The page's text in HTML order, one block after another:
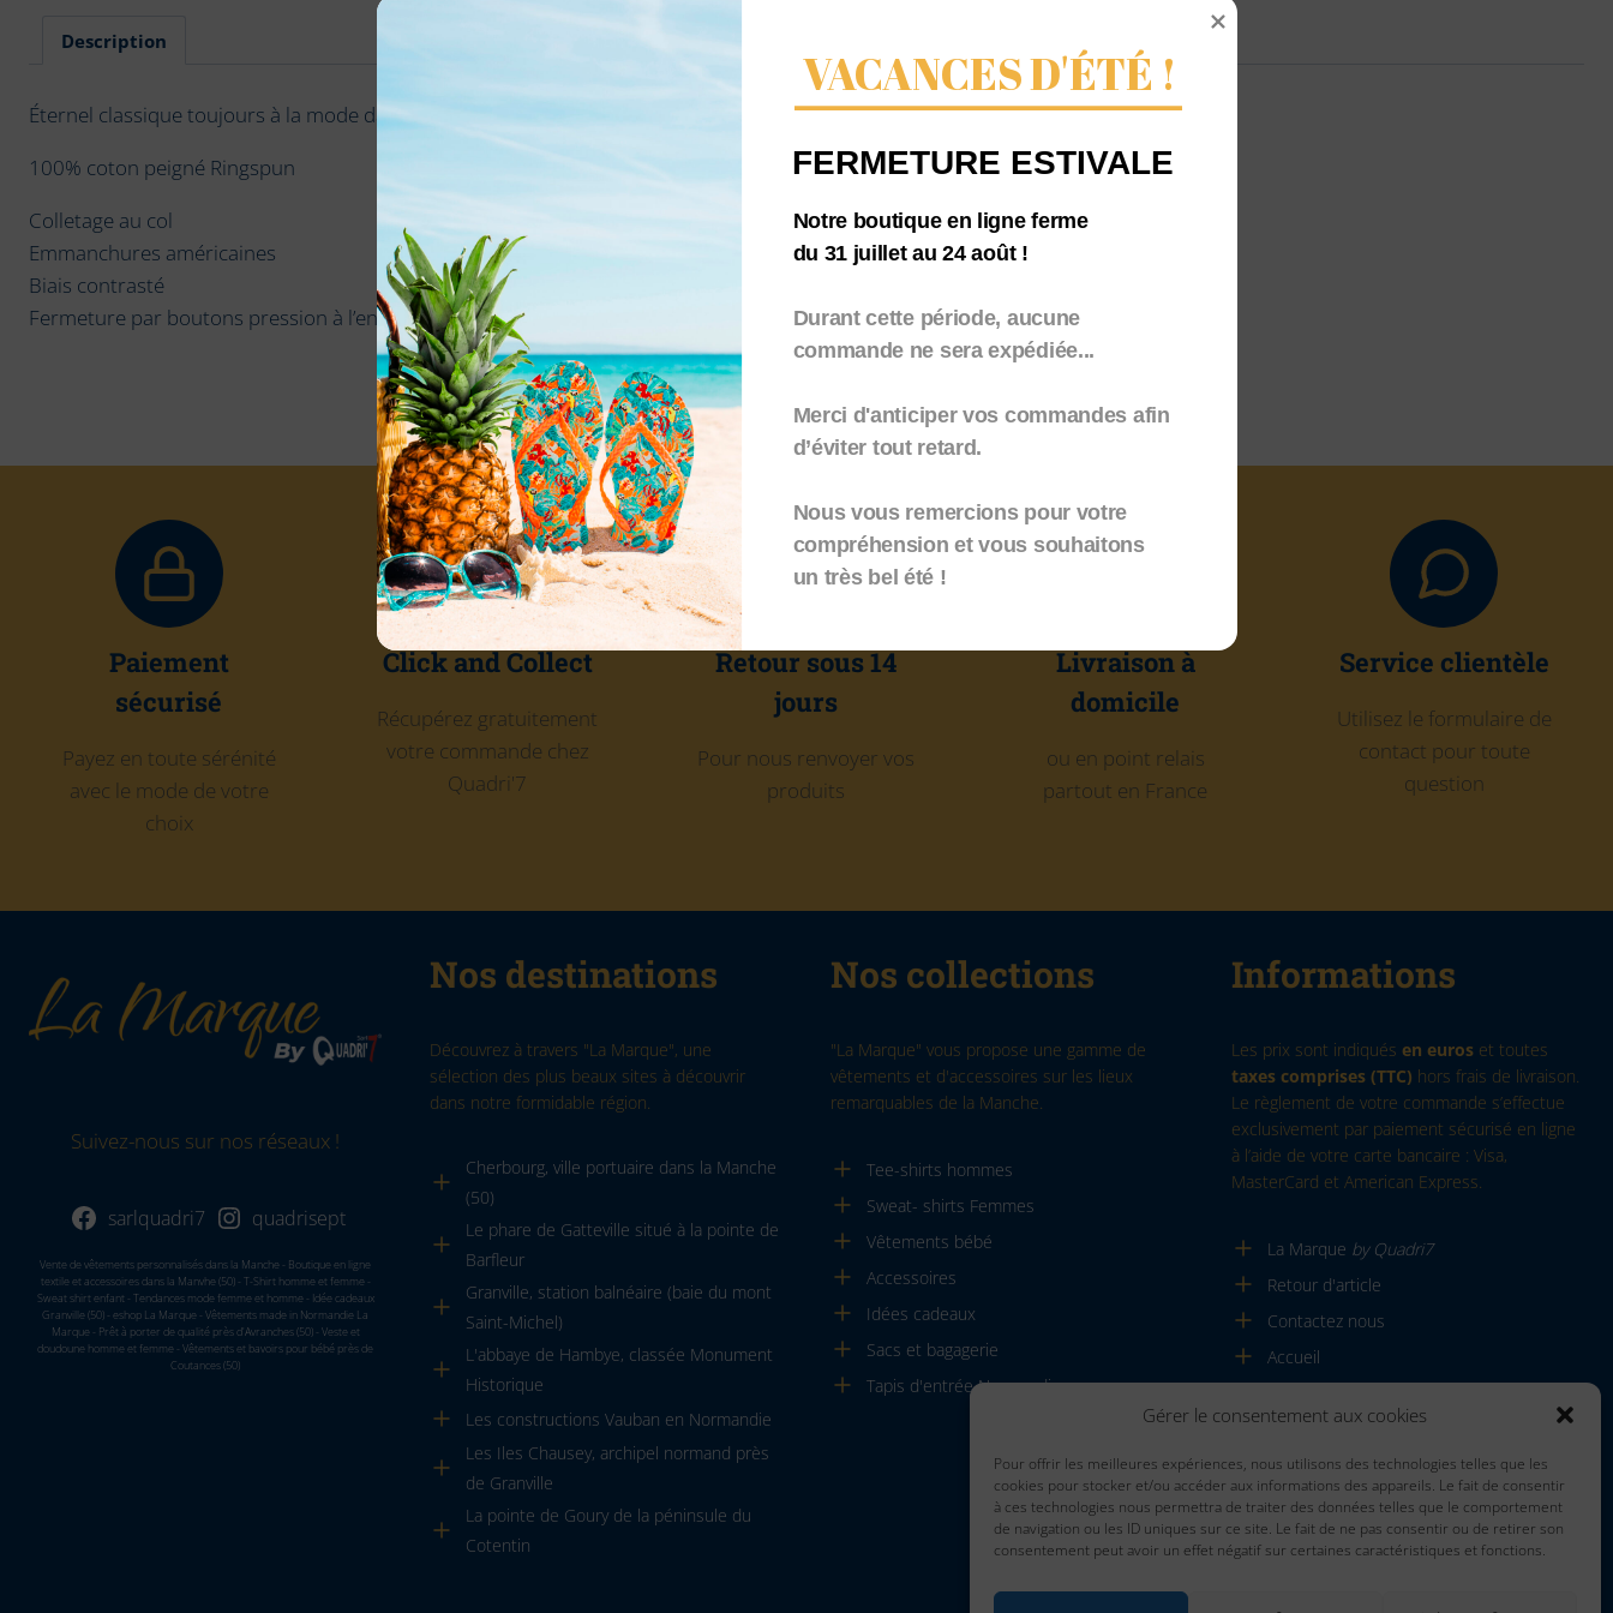
Gérer le consentement aux cookies
Pour offrir les meilleures expériences, nous utilisons des technologies telles que les
cookies pour stocker et/ou accéder aux informations des appareils. Le fait de consentir
à ces technologies nous permettra de traiter des données telles que le comportement
de navigation ou les ID uniques sur ce site. Le fait de ne pas consentir ou de retirer son
consentement peut avoir un effet négatif sur certaines caractéristiques et fonctions.
Description
Éternel classique toujours à la mode dans les plus belles qualités que sont le coton peigné et les rayures tissées.
100% coton peigné Ringspun
Colletage au col
Emmanchures américaines
Biais contrasté
Fermeture par boutons pression à l’entrejambe
Paiement
sécurisé
Payez en toute sérénité
avec le mode de votre
choix
Click and Collect
Récupérez gratuitement
votre commande chez
Quadri'7
Retour sous 14
jours
Pour nous renvoyer vos
produits
Livraison à
domicile
ou en point relais
partout en France
Service clientèle
Utilisez le formulaire de
contact pour toute
question
Suivez-nous sur nos réseaux !
sarlquadri7 quadrisept
Vente de vêtements personnalisés dans la Manche - Boutique en ligne
textile et accessoires dans la Manvhe (50) - T-Shirt homme et femme -
Sweat shirt enfant - Tendances mode femme et homme - Idée cadeaux
Granville (50) - eshop La Marque - Vêtements made in Normandie La
Marque - Prêt à porter de qualité près d'Avranches (50) - Veste et
doudoune homme et femme - Vêtements et bavoirs pour bébé près de
Coutances (50)
Nos destinations
Découvrez à travers "La Marque", une
sélection des plus beaux sites à découvrir
dans notre formidable région.
Cherbourg, ville portuaire dans la Manche
(50)
Le phare de Gatteville situé à la pointe de
Barfleur
Granville, station balnéaire (baie du mont
Saint-Michel)
L'abbaye de Hambye, classée Monument
Historique
Les constructions Vauban en Normandie
Les Iles Chausey, archipel normand près
de Granville
La pointe de Goury de la péninsule du
Cotentin
Nos collections
"La Marque" vous propose une gamme de
vêtements et d'accessoires sur les lieux
remarquables de la Manche.
Tee-shirts hommes
Sweat- shirts Femmes
Vêtements bébé
Accessoires
Idées cadeaux
Sacs et bagagerie
Tapis d'entrée Normandie
Informations
Les prix sont indiqués en euros et toutes
taxes comprises (TTC) hors frais de livraison.
Le règlement de votre commande s’effectue
exclusivement par paiement sécurisé en ligne
à l’aide de votre carte bancaire : Visa,
MasterCard et American Express.
La Marque by Quadri7
Retour d'article
Contactez nous
Accueil
VACANCES D'ÉTÉ !
Notre boutique en ligne ferme
du 31 juillet au 24 août !
Durant cette période, aucune
commande ne sera expédiée...
Merci d'anticiper vos commandes afin
d’éviter tout retard.
Nous vous remercions pour votre
compréhension et vous souhaitons
un très bel été !
FERMETURE ESTIVALE